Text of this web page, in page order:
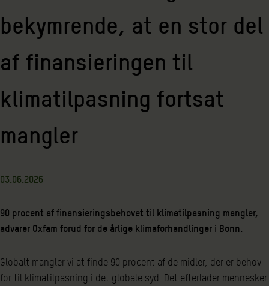
bekymrende, at en stor del
af finansieringen til
klimatilpasning fortsat
mangler
03.06.2026
90 procent af finansieringsbehovet til klimatilpasning mangler,
advarer Oxfam forud for de årlige klimaforhandlinger i Bonn.
Globalt mangler vi at finde 90 procent af de midler, der er behov
for til klimatilpasning i det globale syd. Det efterlader mennesker